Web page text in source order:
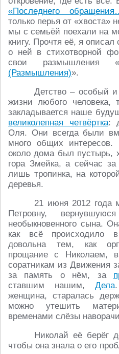
«Последнего
только перья от «хвоста»
мы с семьёй поехали на
книгу. Прочтя её, я
о ней в стихотворной
свои размышления
(Размышления)».
Детство – особый
жизни любого человека,
закладывается наше
великолепная четвёртка:
Оля. Они всегда были
много общих
около дома был пустырь,
гора Змейка, а сейчас
лишь тропинка, на
деревья.
21 июня 2012 года
Петровну,
необыкновенного сына.
как всё происходило
довольна тем, как
прощание с Николаем,
соратникам из Движения
за память о нём, за
ставшим нашим,Дела
женщина, старалась
можно утешить
временами слёзы
Николай её берёг
чтобы она знала о его